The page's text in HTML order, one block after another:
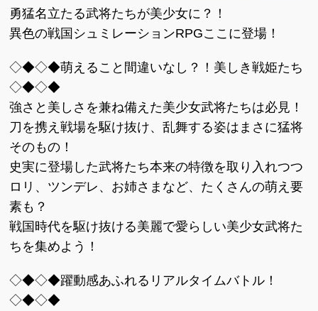
勇猛名立たる武将たちが美少女に？！
異色の戦国シュミレーションRPGここに登場！
◇◆◇◆萌えること間違いなし？！美しき戦姫たち
◇◆◇◆
強さと美しさを兼ね備えた美少女武将たちは必見！
刀を携え戦場を駆け抜け、乱舞する姿はまさに猛将
そのもの！
史実に登場した武将たち本来の特徴を取り入れつつ
ロリ、ツンデレ、お姉さまなど、たくさんの萌え要
素も？
戦国時代を駆け抜ける美麗で愛らしい美少女武将た
ちを集めよう！
◇◆◇◆躍動感あふれるリアルタイムバトル！
◇◆◇◆